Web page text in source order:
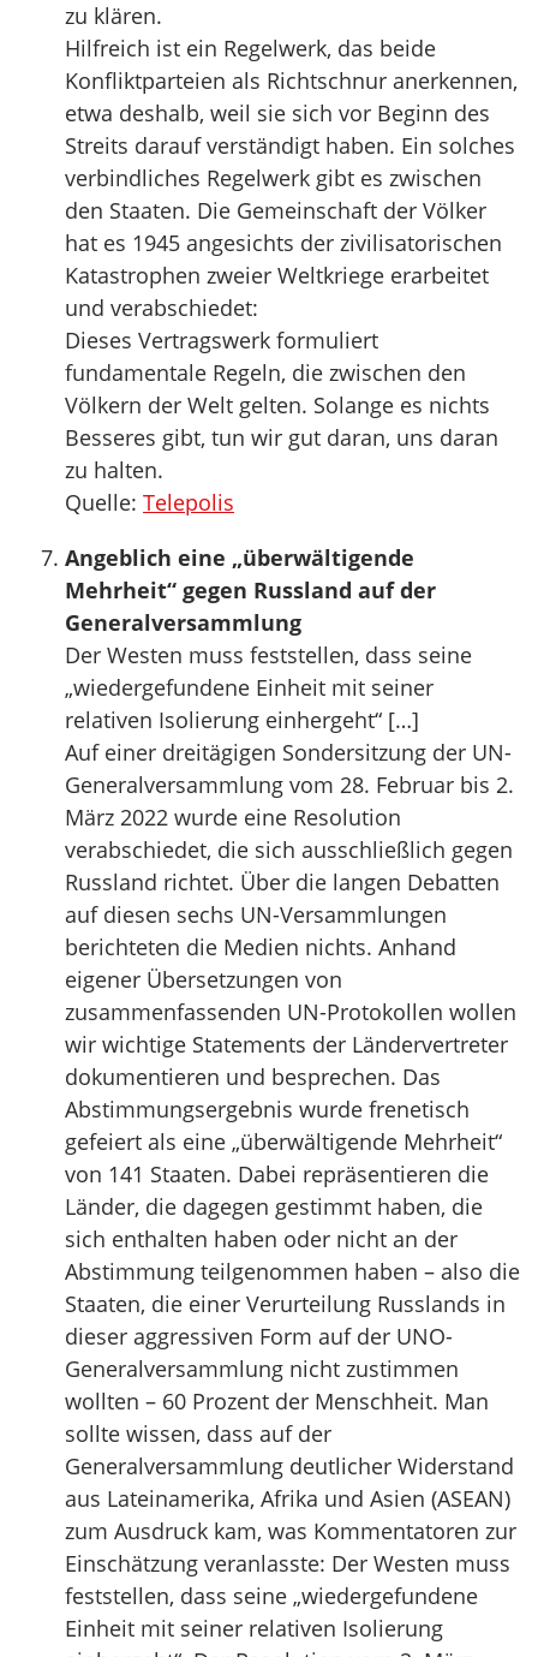
zu klären.
Hilfreich ist ein Regelwerk, das beide
Konfliktparteien als Richtschnur anerkennen,
etwa deshalb, weil sie sich vor Beginn des
Streits darauf verständigt haben. Ein solches
verbindliches Regelwerk gibt es zwischen
den Staaten. Die Gemeinschaft der Völker
hat es 1945 angesichts der zivilisatorischen
Katastrophen zweier Weltkriege erarbeitet
und verabschiedet:
Dieses Vertragswerk formuliert
fundamentale Regeln, die zwischen den
Völkern der Welt gelten. Solange es nichts
Besseres gibt, tun wir gut daran, uns daran
zu halten.
Quelle: Telepolis
Angeblich eine „überwältigende
Mehrheit“ gegen Russland auf der
Generalversammlung
Der Westen muss feststellen, dass seine
„wiedergefundene Einheit mit seiner
relativen Isolierung einhergeht“ […]
Auf einer dreitägigen Sondersitzung der UN-
Generalversammlung vom 28. Februar bis 2.
März 2022 wurde eine Resolution
verabschiedet, die sich ausschließlich gegen
Russland richtet. Über die langen Debatten
auf diesen sechs UN-Versammlungen
berichteten die Medien nichts. Anhand
eigener Übersetzungen von
zusammenfassenden UN-Protokollen wollen
wir wichtige Statements der Ländervertreter
dokumentieren und besprechen. Das
Abstimmungsergebnis wurde frenetisch
gefeiert als eine „überwältigende Mehrheit“
von 141 Staaten. Dabei repräsentieren die
Länder, die dagegen gestimmt haben, die
sich enthalten haben oder nicht an der
Abstimmung teilgenommen haben – also die
Staaten, die einer Verurteilung Russlands in
dieser aggressiven Form auf der UNO-
Generalversammlung nicht zustimmen
wollten – 60 Prozent der Menschheit. Man
sollte wissen, dass auf der
Generalversammlung deutlicher Widerstand
aus Lateinamerika, Afrika und Asien (ASEAN)
zum Ausdruck kam, was Kommentatoren zur
Einschätzung veranlasste: Der Westen muss
feststellen, dass seine „wiedergefundene
Einheit mit seiner relativen Isolierung